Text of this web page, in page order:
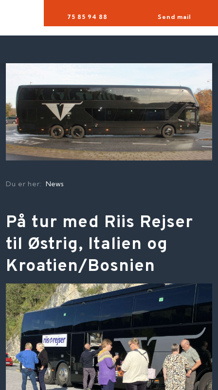
75 85 94 88​ Send mail
Du er her:News
​På tur med Riis Rejser
til Østrig, Italien og
Kroatien/Bosnien